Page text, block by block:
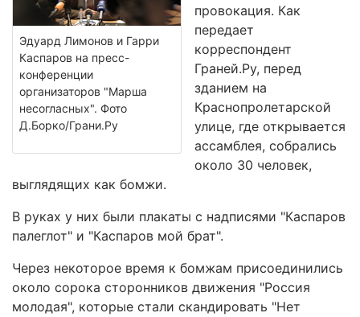
Эдуард Лимонов и Гарри
Каспаров на пресс-
конференции
организаторов "Марша
несогласных". Фото
Д.Борко/Грани.Ру
провокация. Как
передает
корреспондент
Граней.Ру, перед
зданием на
Краснопролетарской
улице, где открывается
ассамблея, собрались
около 30 человек,
выглядящих как бомжи.
В руках у них были плакаты с надписями "Каспаров
палеглот" и "Каспаров мой брат".
Через некоторое время к бомжам присоединились
около сорока сторонников движения "Россия
молодая", которые стали скандировать "Нет